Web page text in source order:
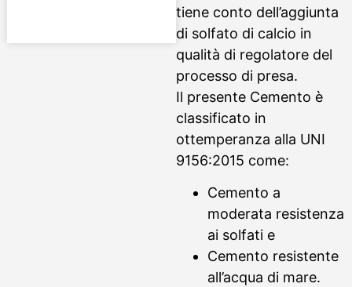
tiene conto dell’aggiunta
di solfato di calcio in
qualità di regolatore del
processo di presa.
Il presente Cemento è
classificato in
ottemperanza alla UNI
9156:2015 come:
Cemento a
moderata resistenza
ai solfati e
Cemento resistente
all’acqua di mare.